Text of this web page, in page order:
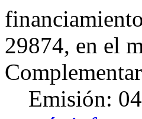
29874, en el
Emisión: